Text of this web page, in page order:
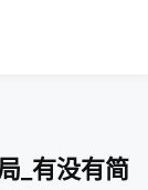
_有没有简